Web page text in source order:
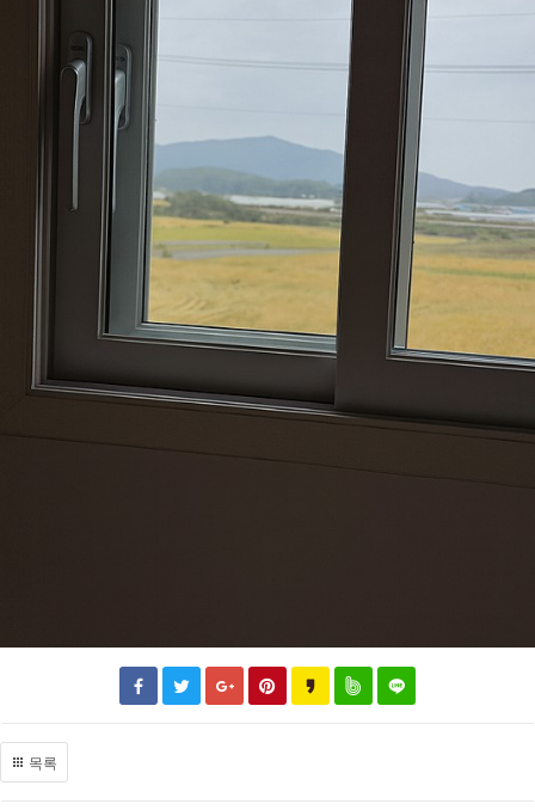
목록